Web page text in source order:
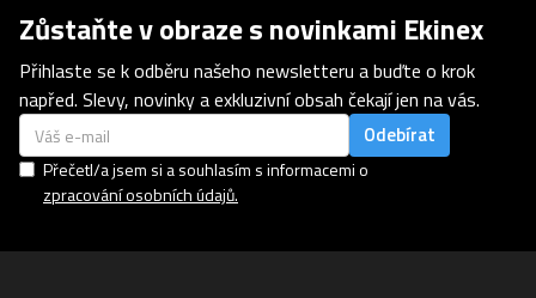
Zůstaňte v obraze s novinkami Ekinex
Přihlaste se k odběru našeho newsletteru a buďte o krok
napřed. Slevy, novinky a exkluzivní obsah čekají jen na vás.
Přečetl/a jsem si a souhlasím s informacemi o
zpracování osobních údajů.